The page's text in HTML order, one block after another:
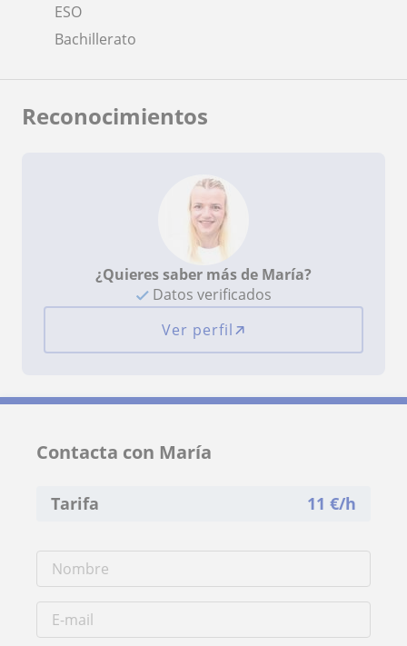
ESO
Bachillerato
Reconocimientos
¿Quieres saber más de María?
Datos verificados
Ver perfil
Contacta con María
Tarifa 11 €/h